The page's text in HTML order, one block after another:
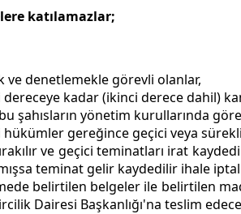
katılamazlar;
ve denetlemekle görevli olanlar,
kadar (ikinci derece dahil) kan
şahısların yönetim kurullarında
gereğince geçici veya
ve geçici teminatları irat
teminat gelir kaydedilir ihale
belirtilen belgeler ile belirtilen
Dairesi Başkanlığı'na teslim